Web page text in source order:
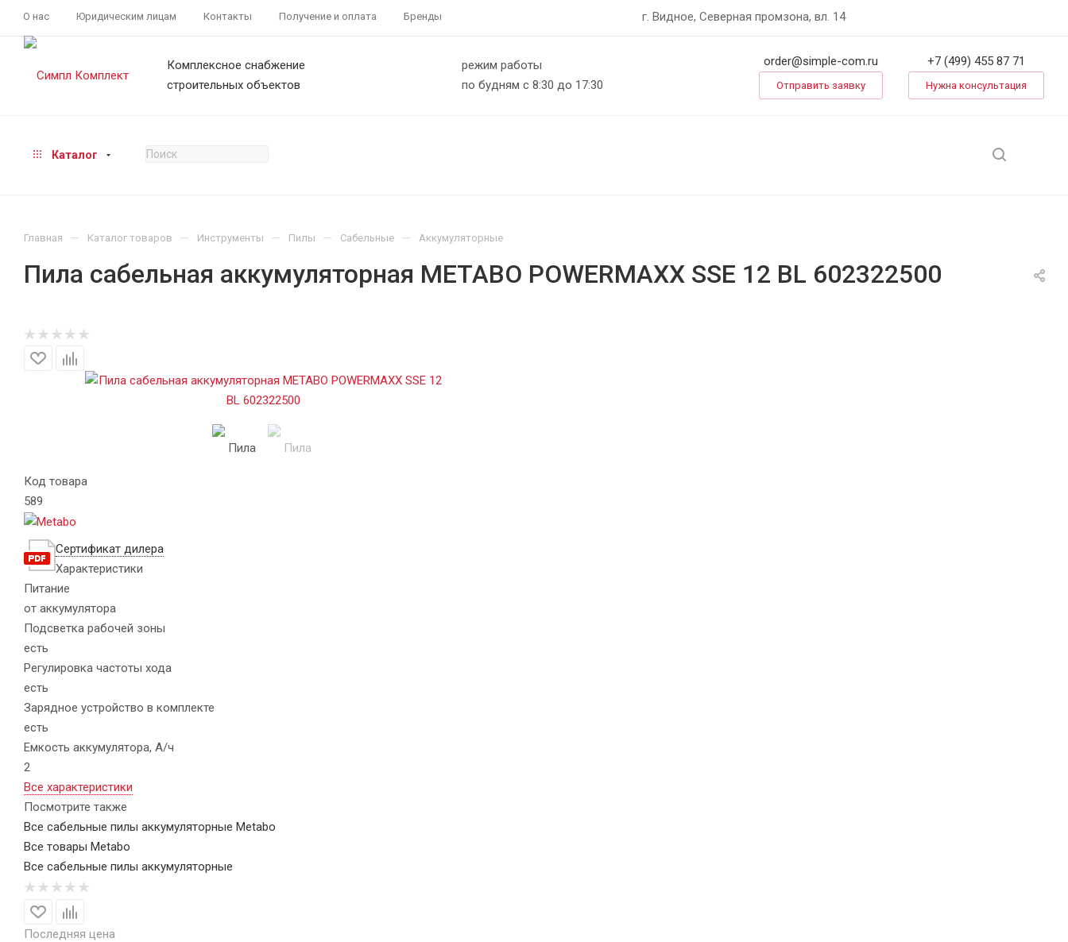
О нас Юридическим лицам Контакты Получение и оплата Бренды г. Видное, Северная промзона, вл. 14
Комплексное снабжение
строительных объектов
режим работы
по будням с 8:30 до 17:30
order@simple-com.ru
Отправить заявку
+7 (499) 455 87 71
Нужна консультация
Каталог
Главная — Каталог товаров — Инструменты — Пилы — Сабельные — Аккумуляторные
Пила сабельная аккумуляторная METABO POWERMAXX SSE 12 BL 602322500
Код товара
589
Сертификат дилера
Характеристики
Питание
от аккумулятора
Подсветка рабочей зоны
есть
Регулировка частоты хода
есть
Зарядное устройство в комплекте
есть
Емкость аккумулятора, А/ч
2
Все характеристики
Посмотрите также
Все сабельные пилы аккумуляторные Metabo
Все товары Metabo
Все сабельные пилы аккумуляторные
Последняя цена